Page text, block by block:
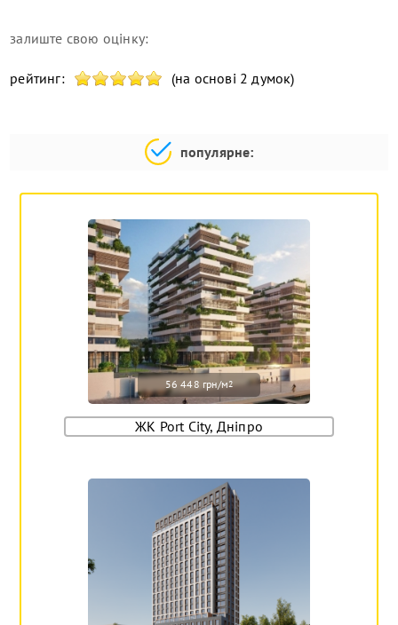
залиште свою оцінку:
рейтинг: (на основі 2 думок)
популярне:
56 448 грн/м2
ЖК Port City, Дніпро